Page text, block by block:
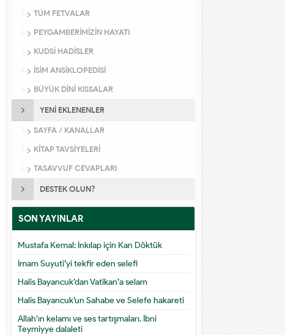
TÜM FETVALAR
PEYGAMBERİMİZİN HAYATI
KUDSİ HADİSLER
İSİM ANSİKLOPEDİSİ
BÜYÜK DİNİ KISSALAR
YENİ EKLENENLER
SAYFA / KANALLAR
KİTAP TAVSİYELERİ
TASAVVUF CEVAPLARI
DESTEK OLUN?
SON YAYINLAR
Mustafa Kemal: İnkılap için Kan Döktük
İmam Suyuti’yi tekfir eden selefi
Halis Bayancuk’dan Vatikan’a selam
Halis Bayancuk’un Sahabe ve Selefe hakareti
Allah’ın kelamı ve ses tartışmaları. İbni
Teymiyye dalaleti